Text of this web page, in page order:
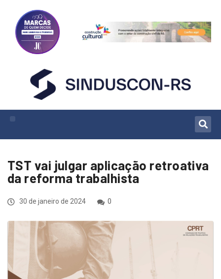
TST vai julgar aplicação retroativa
da reforma trabalhista
30 de janeiro de 2024 0